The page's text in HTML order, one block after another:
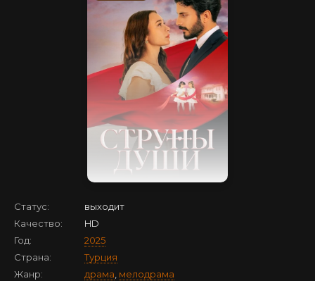
Статус:
выходит
Качество:
HD
Год:
2025
Страна:
Турция
Жанр:
драма мелодрама